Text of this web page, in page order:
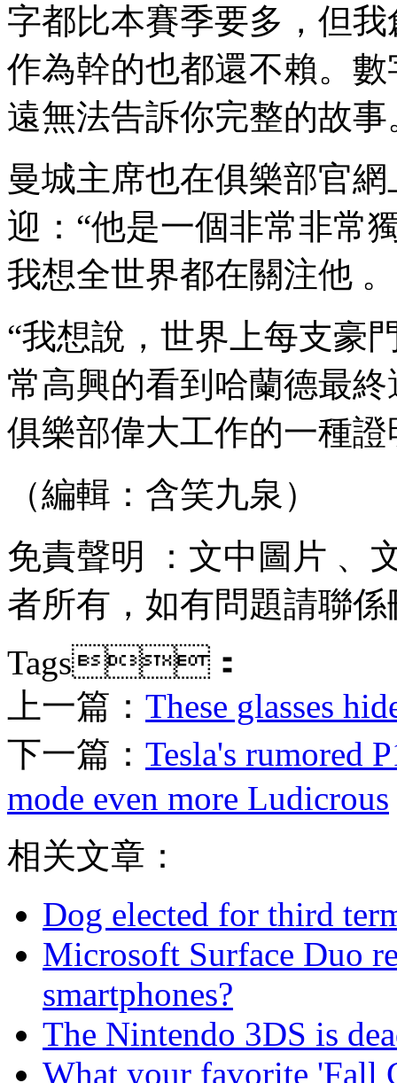
字都比本賽季要多，
作為幹的也都還不賴。
遠無法告訴你完整的故事
曼城主席也在俱樂部官
迎 ：“他是一個非常非常
我想全世界都在關注他 
“我想說，世界上每支
常高興的看到哈蘭德最終
俱樂部偉大工作的一種證明
（編輯：含笑九泉）
免責聲明 ：文中圖片 
者所有，如有問題請聯係
Tags：
上一篇： These glasses
下一篇： Tesla's rumored
mode even more Ludicrous
相关文章：
Dog elected for third
Microsoft Surface Duo
smartphones?
The Nintendo 3DS is
What your favorite 'Fall